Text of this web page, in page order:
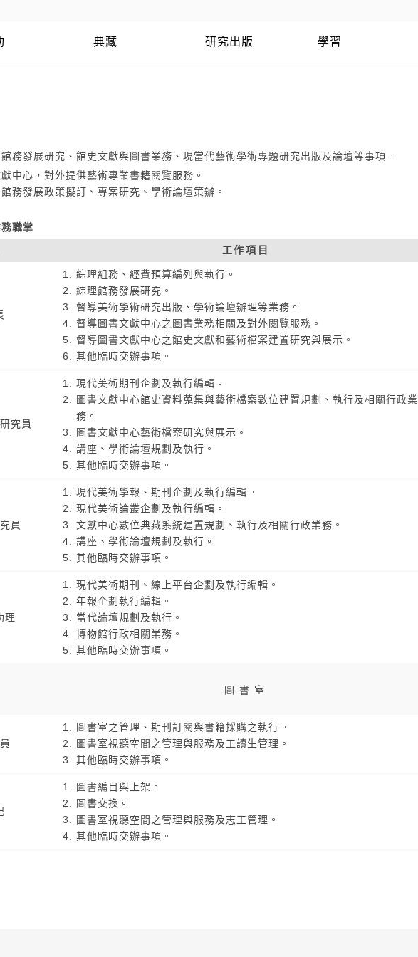
典藏 研究出版 學習
務發展研究、館史文獻與圖書業務、現當代藝術學術專題研究出版及論壇等事項。
中心，對外提供藝術專業書籍閱覽服務。
務發展政策擬訂、專案研究、學術論壇策辦。
職掌
工作項目
綜理組務、經費預算編列與執行。
綜理館務發展研究。
督導美術學術研究出版、學術論壇辦理等業務。
督導圖書文獻中心之圖書業務相關及對外閱覽服務。
督導圖書文獻中心之館史文獻和藝術檔案建置研究與展示。
其他臨時交辦事項。
究員
現代美術期刊企劃及執行編輯。
圖書文獻中心館史資料蒐集與藝術檔案數位建置規劃、執行及相關行政業
務。
圖書文獻中心藝術檔案研究與展示。
講座、學術論壇規劃及執行。
其他臨時交辦事項。
員
現代美術學報、期刊企劃及執行編輯。
現代美術論叢企劃及執行編輯。
文獻中心數位典藏系統建置規劃、執行及相關行政業務。
講座、學術論壇規劃及執行。
其他臨時交辦事項。
理
現代美術期刊、線上平台企劃及執行編輯。
年報企劃執行編輯。
當代論壇規劃及執行。
博物館行政相關業務。
其他臨時交辦事項。
圖書室
圖書室之管理、期刊訂閱與書籍採購之執行。
圖書室視聽空間之管理與服務及工讀生管理。
其他臨時交辦事項。
圖書編目與上架。
圖書交換。
圖書室視聽空間之管理與服務及志工管理。
其他臨時交辦事項。